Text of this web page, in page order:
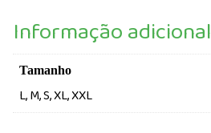
Informação adicional
Tamanho
L, M, S, XL, XXL